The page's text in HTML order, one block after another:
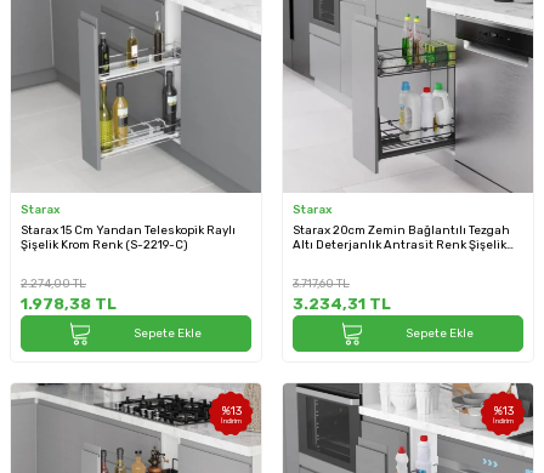
Starax
Starax 15 Cm Yandan Teleskopik Raylı
Şişelik Krom Renk (S-2219-C)
2.274,00TL
1.978,38 TL
Sepete Ekle
Starax
Starax 20cm Zemin Bağlantılı Tezgah
Altı Deterjanlık Antrasit Renk Şişelik
3.717,60TL
3.234,31 TL
Sepete Ekle
%13
İndirim
%13
İndirim